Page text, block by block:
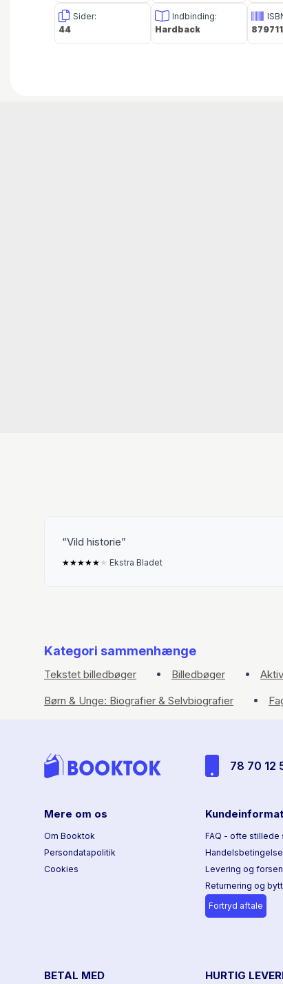
Sider:
44
Indbinding:
Hardback
Vild historie
★★★★★ ★ Ekstra Bladet
Kategori sammenhænge
Tekstet billedbøger Billedbøger
Børn & Unge: Biografier & Selvbiografier
78 70 12
Mere om os
Om Booktok
Persondatapolitik
Cookies
FAQ - ofte stillede
Levering og
Returnering og
Fortryd aftale
BETAL MED HURTIG